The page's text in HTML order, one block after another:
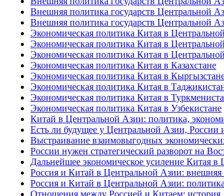
Внешняя политика государств Центральной
Внешняя политика государств Центральной
Экономическая политика Китая в
Экономическая политика Китая в
Экономическая политика Китая в
Экономическая политика Китая в Казахстане
Экономическая политика Китая в
Экономическая политика Китая в
Экономическая политика Китая в
Экономическая политика Китая в Узбекистане
Китай в Центральной Азии: политика,
Есть ли будущее у Центральной Азии, России
Выстраивание взаимовыгодных
России нужен стратегический разворот на
Дальнейшее экономическое усиление Китая
Россия и Китай в Центральной Азии: внешняя
Россия и Китай в Центральной Азии:
Отношения между Россией и Китаем: история,